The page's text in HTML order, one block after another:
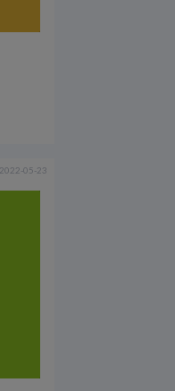
2022-05-23